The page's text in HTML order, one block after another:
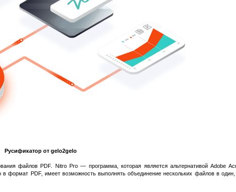
Русификатор от gelo2gelo
файлов PDF. Nitro Pro — программа, которая является альтернативой Adobe
формат PDF, имеет возможность выполнять объединение нескольких файлов в один,